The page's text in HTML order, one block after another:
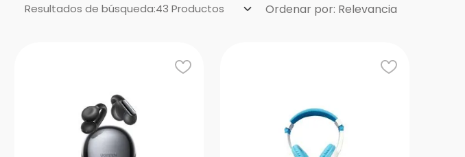
Resultados de búsqueda:43 Productos Ordenar por Relevancia